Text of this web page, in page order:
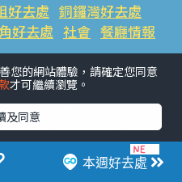
本週好去處
好去處 銅鑼灣好去處
好去處 社會 餐廳情報
尖沙咀好去處
好去處
您的網站體驗，請確定您同意
才可繼續瀏覽。
及同意